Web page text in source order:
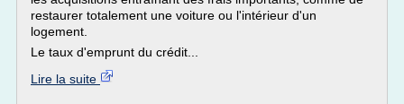
restaurer totalement une voiture ou l'intérieur d'un
logement.
Le taux d'emprunt du crédit...
Lire la suite